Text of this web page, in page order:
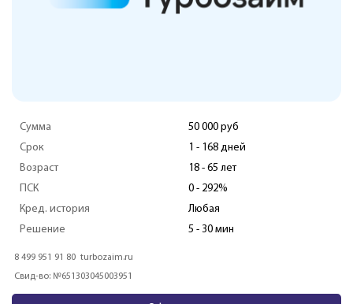
Сумма
50 000 руб
Срок
1 - 168 дней
Возраст
18 - 65 лет
ПСК
0 - 292%
Кред. история
Любая
Решение
5 - 30 мин
8 499 951 91 80 turbozaim.ru
Свид-во: №651303045003951